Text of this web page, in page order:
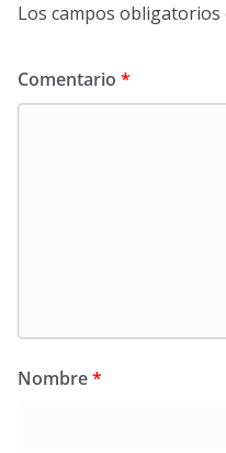
Los campos obligatorios
Comentario *
Nombre*